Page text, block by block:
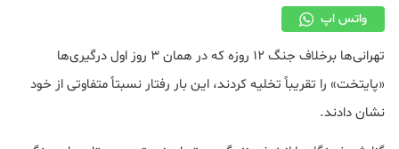
واتس اپ
تهرانی‌ها برخلاف جنگ ۱۲ روزه که در همان ۳ روز اول درگیری‌ها
«پایتخت» را تقریباً تخلیه کردند، این بار رفتار نسبتاً متفاوتی از خود
نشان دادند.